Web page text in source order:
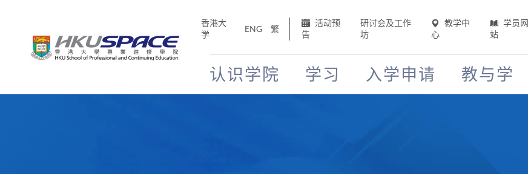
香港大
学
ENG 繁
活动预
告
研讨会及工作
坊
教学中
心
学员网
站
认识学院 学习 入学申请 教与学